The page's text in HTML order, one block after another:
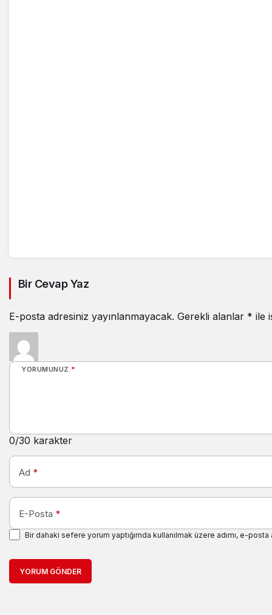
Bir Cevap Yaz
E-posta adresiniz yayınlanmayacak. Gerekli alanlar * ile
YORUMUNUZ *
0/30 karakter
Ad *
E-Posta *
Bir dahaki sefere yorum yaptığımda kullanılmak üzere adımı, e-
YORUM GÖNDER